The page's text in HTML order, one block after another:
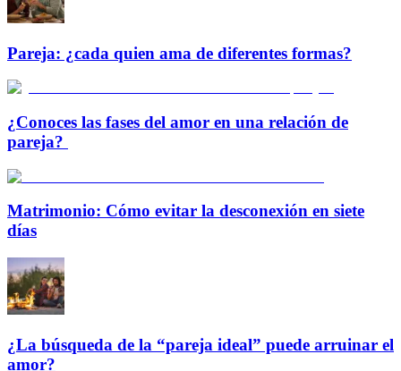
Pareja: ¿cada quien ama de diferentes formas?
¿Conoces las fases del amor en una relación de
pareja?
Matrimonio: Cómo evitar la desconexión en siete
días
¿La búsqueda de la “pareja ideal” puede arruinar el
amor?